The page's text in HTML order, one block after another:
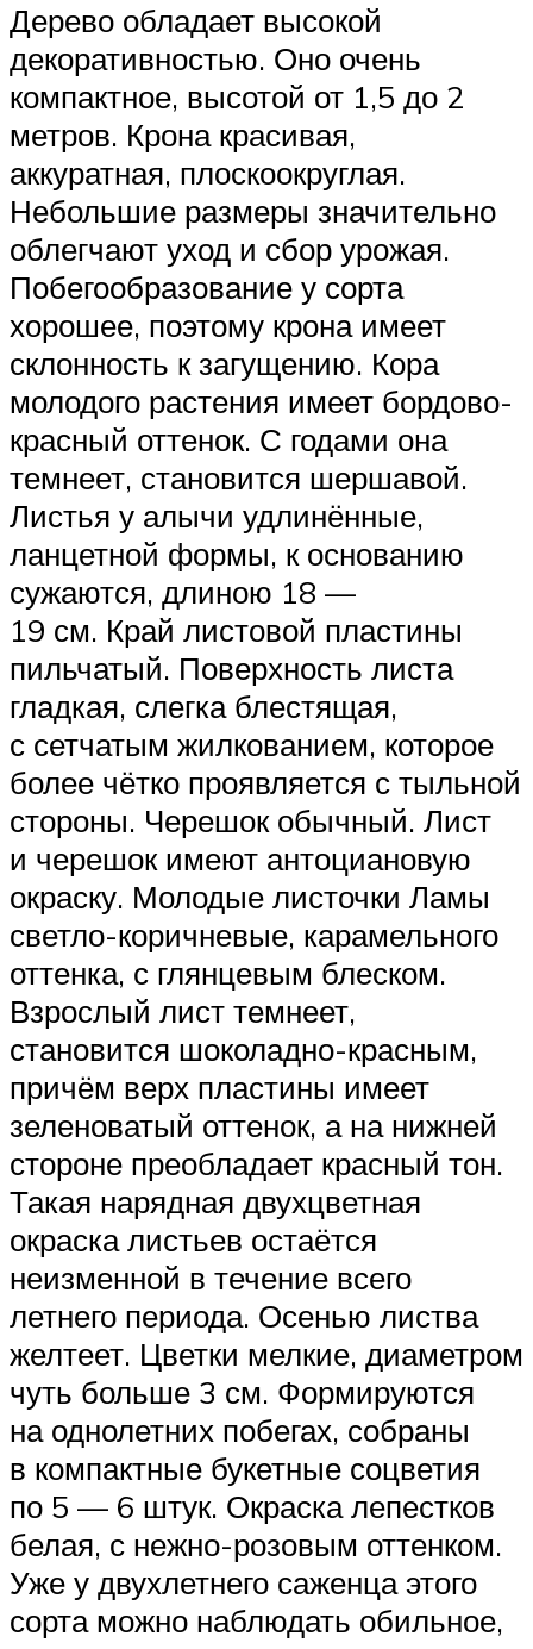
Дерево обладает высокой
декоративностью. Оно очень
компактное, высотой от 1,5 до 2
метров. Крона красивая,
аккуратная, плоскоокруглая.
Небольшие размеры значительно
облегчают уход и сбор урожая.
Побегообразование у сорта
хорошее, поэтому крона имеет
склонность к загущению. Кора
молодого растения имеет бордово-
красный оттенок. С годами она
темнеет, становится шершавой.
Листья у алычи удлинённые,
ланцетной формы, к основанию
сужаются, длиною 18 —
19 см. Край листовой пластины
пильчатый. Поверхность листа
гладкая, слегка блестящая,
с сетчатым жилкованием, которое
более чётко проявляется с тыльной
стороны. Черешок обычный. Лист
и черешок имеют антоциановую
окраску. Молодые листочки Ламы
светло-коричневые, карамельного
оттенка, с глянцевым блеском.
Взрослый лист темнеет,
становится шоколадно-красным,
причём верх пластины имеет
зеленоватый оттенок, а на нижней
стороне преобладает красный тон.
Такая нарядная двухцветная
окраска листьев остаётся
неизменной в течение всего
летнего периода. Осенью листва
желтеет. Цветки мелкие, диаметром
чуть больше 3 см. Формируются
на однолетних побегах, собраны
в компактные букетные соцветия
по 5 — 6 штук. Окраска лепестков
белая, с нежно-розовым оттенком.
Уже у двухлетнего саженца этого
сорта можно наблюдать обильное,